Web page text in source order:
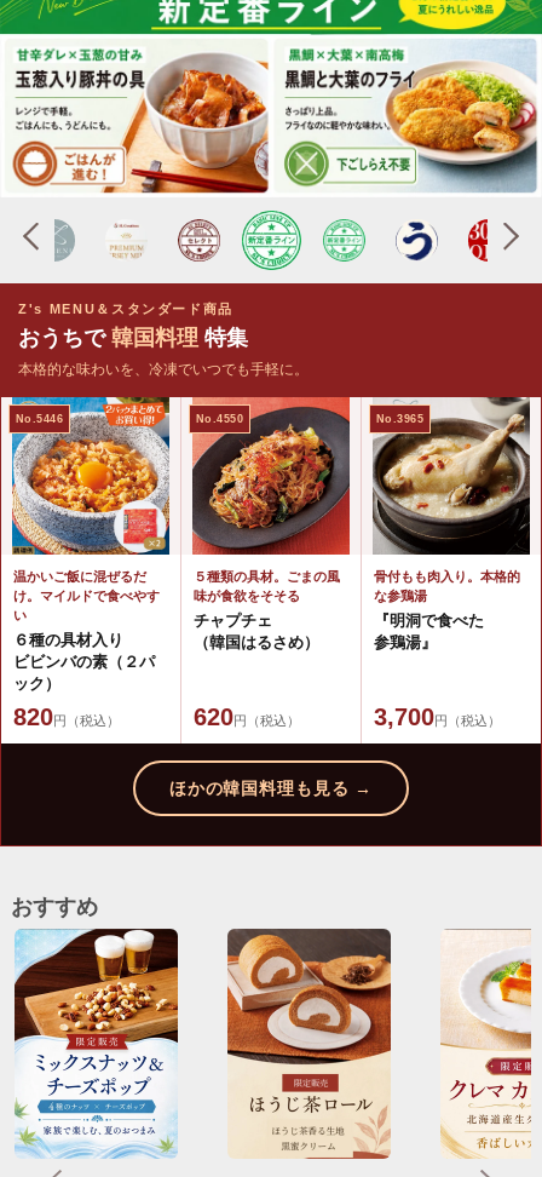
Z's MENU＆スタンダード商品
おうちで 韓国料理 特集
本格的な味わいを、冷凍でいつでも手軽に。
No.5446
温かいご飯に混ぜるだ
け。マイルドで食べやす
い
６種の具材入り
ビビンバの素（２パ
ック）
820円（税込）
No.4550
５種類の具材。ごまの風
味が食欲をそそる
チャプチェ
（韓国はるさめ）
620円（税込）
No.3965
骨付もも肉入り。本格的
な参鶏湯
『明洞で食べた
参鶏湯』
3,700円（税込）
ほかの韓国料理も見る →
おすすめ